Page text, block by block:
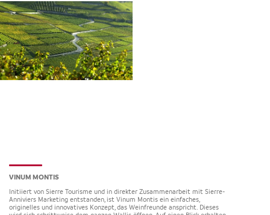
VINUM MONTIS
Initiiert von Sierre Tourisme und in direkter Zusammenarbeit mit Sierre-
Anniviers Marketing entstanden, ist Vinum Montis ein einfaches,
originelles und innovatives Konzept, das Weinfreunde anspricht. Dieses